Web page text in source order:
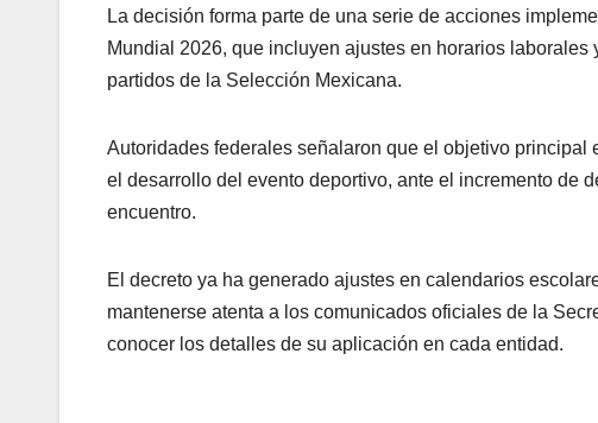
La decisión forma parte de una serie de acciones
Mundial 2026, que incluyen ajustes en horarios
partidos de la Selección Mexicana.
Autoridades federales señalaron que el objetivo
el desarrollo del evento deportivo, ante el incremento de
encuentro.
El decreto ya ha generado ajustes en calendarios
mantenerse atenta a los comunicados oficiales de la
conocer los detalles de su aplicación en cada entidad.